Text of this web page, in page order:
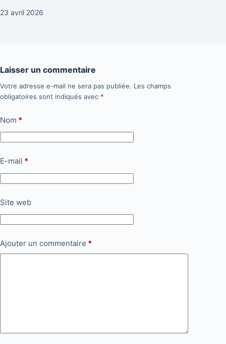
23 avril 2026
Laisser un commentaire
Votre adresse e-mail ne sera pas publiée. Les champs
obligatoires sont indiqués avec *
Nom *
E-mail *
Site web
Ajouter un commentaire *